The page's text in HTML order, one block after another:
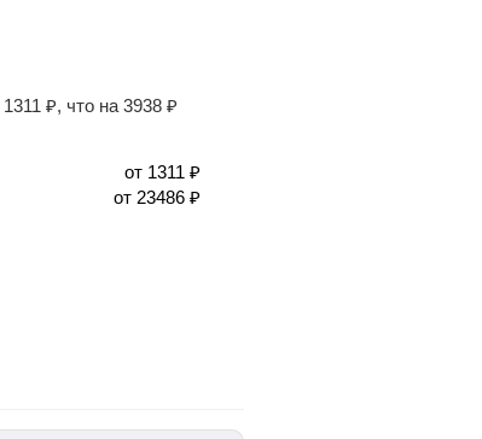
1311 ₽, что на 3938 ₽
от 1311 ₽
от 23486 ₽